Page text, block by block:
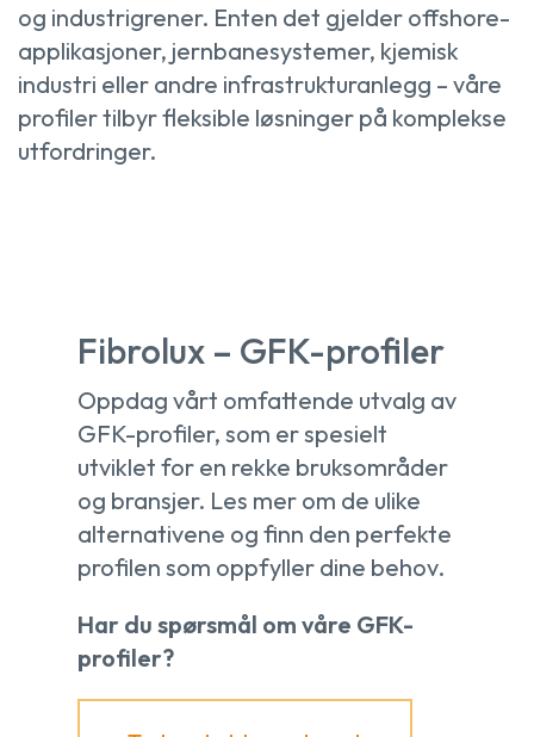
og industrigrener. Enten det gjelder offshore-
applikasjoner, jernbanesystemer, kjemisk
industri eller andre infrastrukturanlegg – våre
profiler tilbyr fleksible løsninger på komplekse
utfordringer.
Fibrolux – GFK-profiler
Oppdag vårt omfattende utvalg av
GFK-profiler, som er spesielt
utviklet for en rekke bruksområder
og bransjer. Les mer om de ulike
alternativene og finn den perfekte
profilen som oppfyller dine behov.
Har du spørsmål om våre GFK-
profiler?